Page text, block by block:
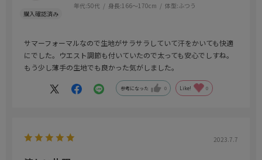
年代:50代 身長:166～170cm 体型:ふつう
サマーフォーマルなので生地がサラサラしていて汗をかいても快適
にでした。ウエスト調節も付いていたので太っても安心でしすね。
もう少し薄手の生地でも良かった気がしました。
参考になった 0 Like! 0
2023.7.7